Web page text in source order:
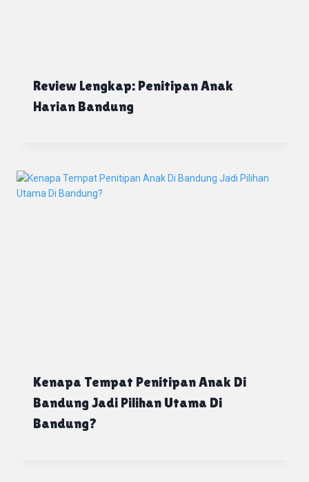
Review Lengkap: Penitipan Anak
Harian Bandung
Kenapa Tempat Penitipan Anak Di
Bandung Jadi Pilihan Utama Di
Bandung?